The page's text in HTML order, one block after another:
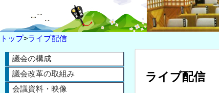
トップ>ライブ配信
議会の構成
議会改革の取組み
会議資料・映像
ライブ配信